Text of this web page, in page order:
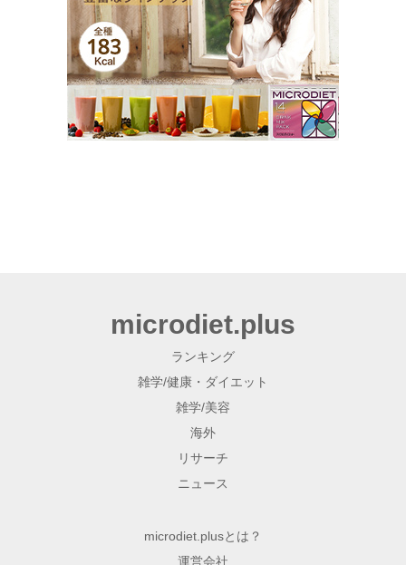
microdiet.plus
ランキング
雑学/健康・ダイエット
雑学/美容
海外
リサーチ
ニュース
microdiet.plusとは？
運営会社